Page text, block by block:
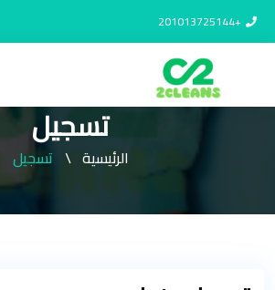
+201013725144
تسجيل
الرئيسية تسجيل